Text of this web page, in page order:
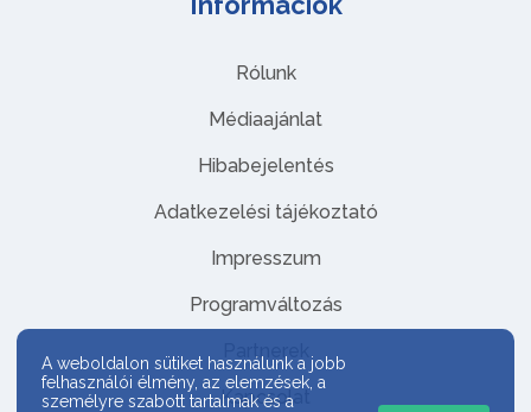
Rólunk
Médiaajánlat
Hibabejelentés
Adatkezelési tájékoztató
Impresszum
Programváltozás
Partnerek
Kapcsolat
A weboldalon sütiket használunk a jobb
felhasználói élmény, az elemzések, a
személyre szabott tartalmak és a